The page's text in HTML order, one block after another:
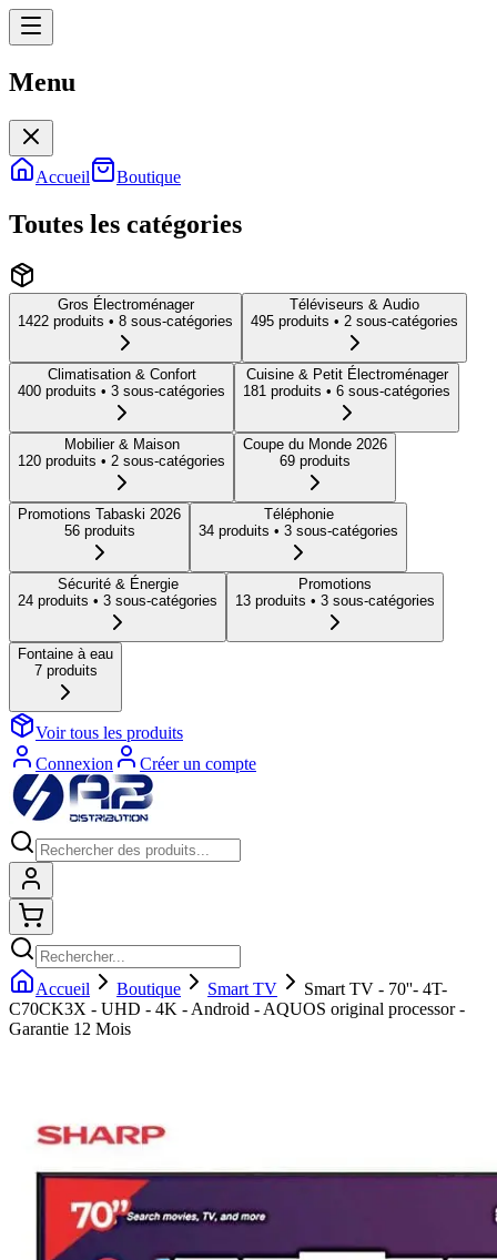
Menu
Accueil Boutique
Toutes les catégories
Gros Électroménager
1422 produits • 8 sous-catégories
Téléviseurs & Audio
495 produits • 2 sous-catégories
Climatisation & Confort
400 produits • 3 sous-catégories
Cuisine & Petit Électroménager
181 produits • 6 sous-catégories
Mobilier & Maison
120 produits • 2 sous-catégories
Coupe du Monde 2026
69 produits
Promotions Tabaski 2026
56produits
Téléphonie
34 produits • 3 sous-catégories
Sécurité & Énergie
24 produits • 3 sous-catégories
Promotions
13 produits • 3 sous-catégories
Fontaine à eau
7produits
Voir tous les produits
Connexion
Créer un compte
Accueil Boutique Smart TV
Smart TV - 70''- 4T-
C70CK3X - UHD - 4K - Android - AQUOS original processor -
Garantie 12 Mois